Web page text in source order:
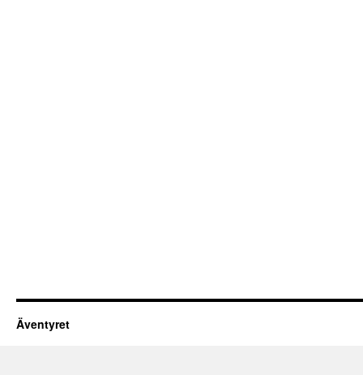
Äventyret